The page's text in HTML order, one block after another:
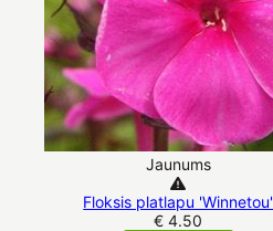
Jaunums
Floksis platlapu 'Winnetou'
€ 4.50